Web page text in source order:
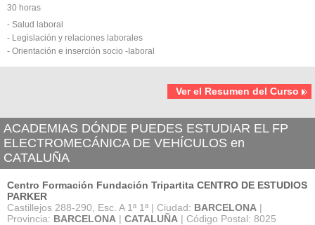
30 horas
- Salud laboral
- Legislación y relaciones laborales
- Orientación e inserción socio -Iaboral
Ver el Resumen del Curso
ACADEMIAS DÓNDE PUEDES ESTUDIAR EL FP
ELECTROMECÁNICA DE VEHÍCULOS en
CATALUÑA
Centro Formación Fundación Tripartita CENTRO DE ESTUDIOS
PARKER
Castillejos 288-290, Esc. A 1ª 1ª | Ciudad: BARCELONA |
Provincia: BARCELONA | CATALUÑA | Código Postal: 8025